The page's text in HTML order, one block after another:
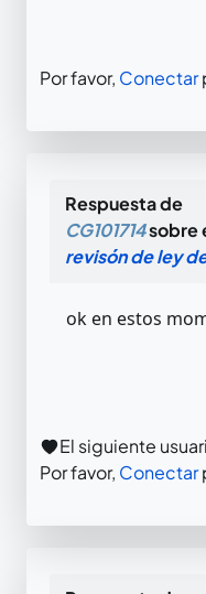
Por favor, Conectar
Respuesta de
CG101714sobre
revisón de ley
ok en estos
El siguiente
Por favor, Conectar